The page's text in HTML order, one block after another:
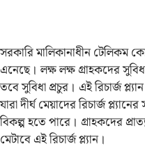
সরকারি মালিকানাধীন টেলিকম
এনেছে। লক্ষ লক্ষ গ্রাহকদের
তবে সুবিধা প্রচুর। এই রিচার্জ
যারা দীর্ঘ মেয়াদের রিচার্জ
বিকল্প হতে পারে। গ্রাহকদের
মেটাবে এই রিচার্জ প্ল্যান।